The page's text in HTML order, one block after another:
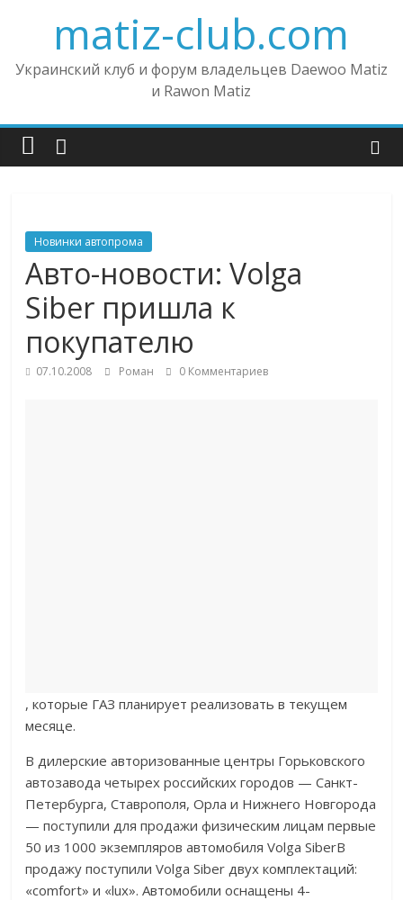
matiz-club.com
Украинский клуб и форум владельцев Daewoo Matiz
и Rawon Matiz
Новинки автопрома
Авто-новости: Volga
Siber пришла к
покупателю
07.10.2008 Роман 0 Комментариев
, которые ГАЗ планирует реализовать в текущем
месяце.
В дилерские авторизованные центры Горьковского
автозавода четырех российских городов — Санкт-
Петербурга, Ставрополя, Орла и Нижнего Новгорода
— поступили для продажи физическим лицам первые
50 из 1000 экземпляров автомобиля Volga SiberВ
продажу поступили Volga Siber двух комплектаций:
«comfort» и «lux». Автомобили оснащены 4-